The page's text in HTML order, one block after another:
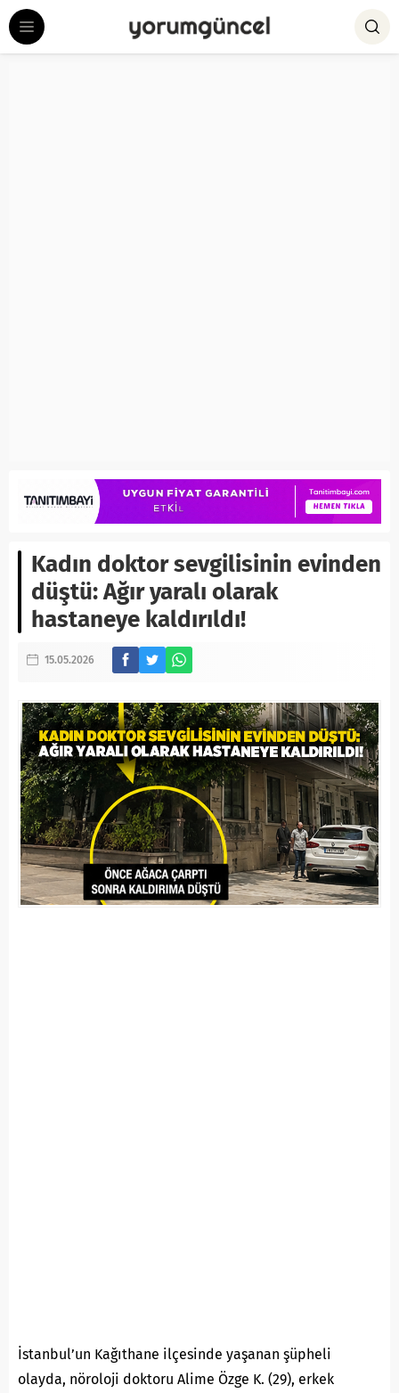
Kadın doktor sevgilisinin evinden
düştü: Ağır yaralı olarak
hastaneye kaldırıldı!
15.05.2026
İstanbul’un Kağıthane ilçesinde yaşanan şüpheli
olayda, nöroloji doktoru Alime Özge K. (29), erkek